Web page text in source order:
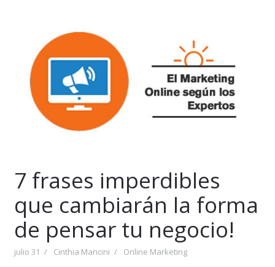
7 frases imperdibles
que cambiarán la forma
de pensar tu negocio!
julio 31 Cinthia Mancini Online Marketing